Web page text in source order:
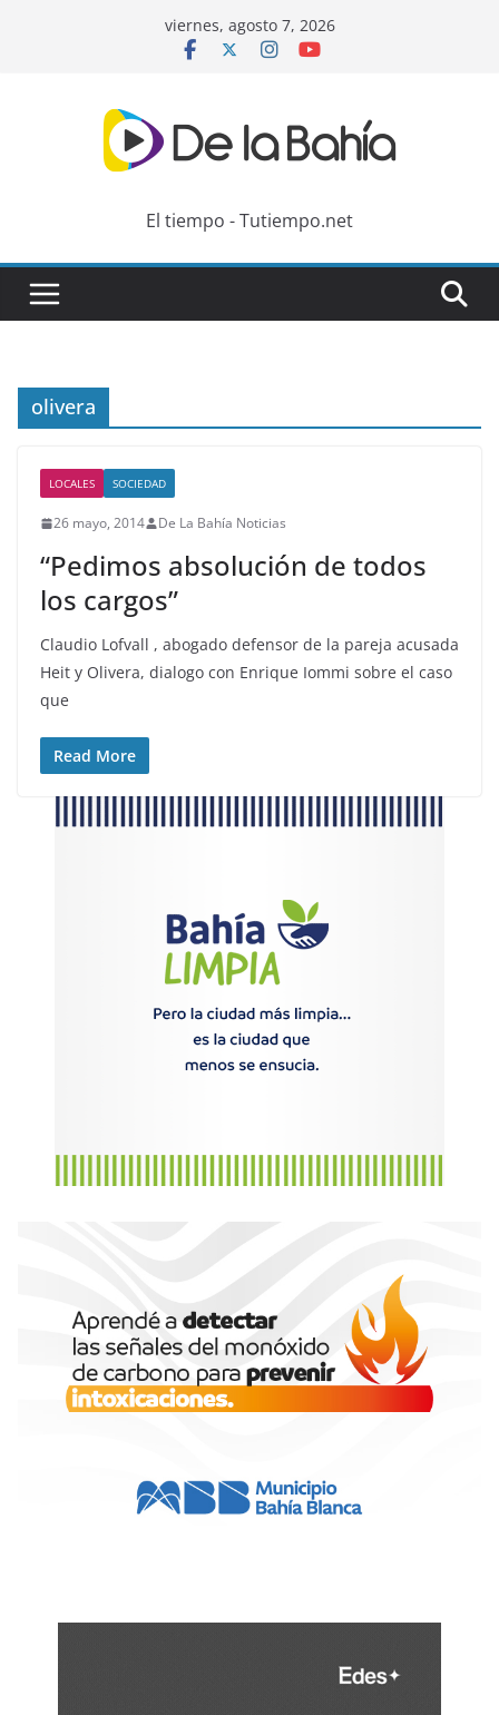
viernes, agosto 7, 2026
El tiempo - Tutiempo.net
olivera
LOCALES SOCIEDAD
26 mayo, 2014 De La Bahía Noticias
“Pedimos absolución de todos
los cargos”
Claudio Lofvall , abogado defensor de la pareja acusada
Heit y Olivera, dialogo con Enrique Iommi sobre el caso
que
Read More